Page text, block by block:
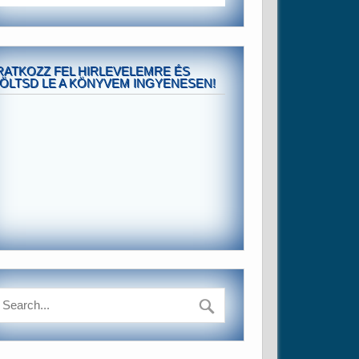
FEL HIRLEVELEMRE ÉS
LE A KÖNYVEM INGYENESEN!